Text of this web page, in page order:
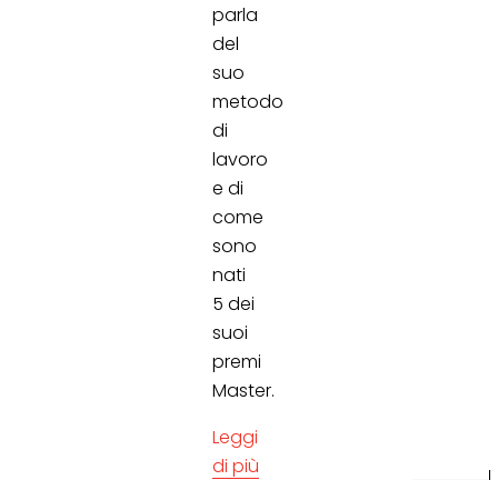
parla
del
suo
metodo
di
lavoro
e di
come
sono
nati
5 dei
suoi
premi
Master.
Leggi
di più